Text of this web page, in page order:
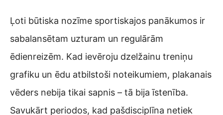
Ļoti būtiska nozīme sportiskajos panākumos ir
sabalansētam uzturam un regulārām
ēdienreizēm. Kad ievēroju dzelžainu treniņu
grafiku un ēdu atbilstoši noteikumiem, plakanais
vēders nebija tikai sapnis – tā bija īstenība.
Savukārt periodos, kad pašdisciplīna netiek